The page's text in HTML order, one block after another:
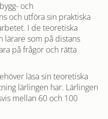
och
och utföra sin praktiska
I de teoretiska
lärare som på distans
på frågor och rätta
läsa sin teoretiska
lärlingen har. Lärlingen
mellan 60 och 100